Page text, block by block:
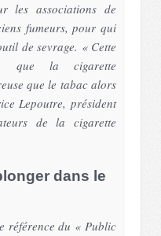
les associations de
fumeurs, pour qui
de sevrage. « Cette
que la cigarette
que le tabac alors
Lepoutre, président
de la cigarette
dans le
référence du « Public